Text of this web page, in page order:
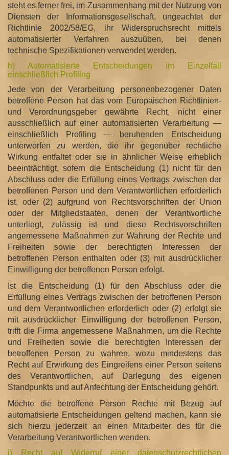
steht es ferner frei, im Zusammenhang mit der Nutzung von
Diensten der Informationsgesellschaft, ungeachtet der
Richtlinie 2002/58/EG, ihr Widerspruchsrecht mittels
automatisierter Verfahren auszuüben, bei denen
technische Spezifikationen verwendet werden.
h) Automatisierte Entscheidungen im Einzelfall
einschließlich Profiling
Jede von der Verarbeitung personenbezogener Daten
betroffene Person hat das vom Europäischen Richtlinien-
und Verordnungsgeber gewährte Recht, nicht einer
ausschließlich auf einer automatisierten Verarbeitung —
einschließlich Profiling — beruhenden Entscheidung
unterworfen zu werden, die ihr gegenüber rechtliche
Wirkung entfaltet oder sie in ähnlicher Weise erheblich
beeinträchtigt, sofern die Entscheidung (1) nicht für den
Abschluss oder die Erfüllung eines Vertrags zwischen der
betroffenen Person und dem Verantwortlichen erforderlich
ist, oder (2) aufgrund von Rechtsvorschriften der Union
oder der Mitgliedstaaten, denen der Verantwortliche
unterliegt, zulässig ist und diese Rechtsvorschriften
angemessene Maßnahmen zur Wahrung der Rechte und
Freiheiten sowie der berechtigten Interessen der
betroffenen Person enthalten oder (3) mit ausdrücklicher
Einwilligung der betroffenen Person erfolgt.
Ist die Entscheidung (1) für den Abschluss oder die
Erfüllung eines Vertrags zwischen der betroffenen Person
und dem Verantwortlichen erforderlich oder (2) erfolgt sie
mit ausdrücklicher Einwilligung der betroffenen Person,
trifft die Firma angemessene Maßnahmen, um die Rechte
und Freiheiten sowie die berechtigten Interessen der
betroffenen Person zu wahren, wozu mindestens das
Recht auf Erwirkung des Eingreifens einer Person seitens
des Verantwortlichen, auf Darlegung des eigenen
Standpunkts und auf Anfechtung der Entscheidung gehört.
Möchte die betroffene Person Rechte mit Bezug auf
automatisierte Entscheidungen geltend machen, kann sie
sich hierzu jederzeit an einen Mitarbeiter des für die
Verarbeitung Verantwortlichen wenden.
i) Recht auf Widerruf einer datenschutzrechtlichen